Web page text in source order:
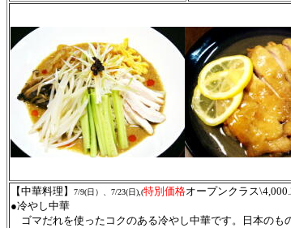
【中華料理】 7/9(日）、7/23(日),(特別価格オープンクラス
●冷やし中華
ゴマだれを使ったコクのある冷やし中華です。日本のも